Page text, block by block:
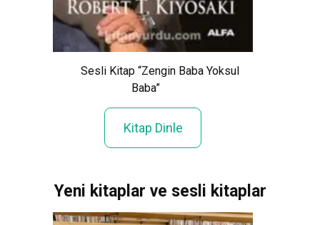
Sesli Kitap “Zengin Baba Yoksul
Baba”
Kitap Dinle
Yeni kitaplar ve sesli kitaplar